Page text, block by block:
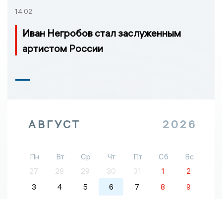
14:02
Иван Негробов стал заслуженным
артистом России
АВГУСТ 2026
Пн Вт Ср Чт Пт Сб
Вс
27
28 29 30 31 1
2
3
4 5 6 7 8
9